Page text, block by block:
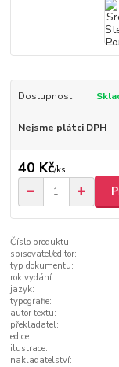
Dostupnost
Nejsme plátci DPH
40 Kč/ks
Číslo produktu:
spisovatel/editor:
typ dokumentu:
rok vydání:
jazyk:
typografie:
autor textu:
překladatel:
edice:
ilustrace:
nakladatelství: